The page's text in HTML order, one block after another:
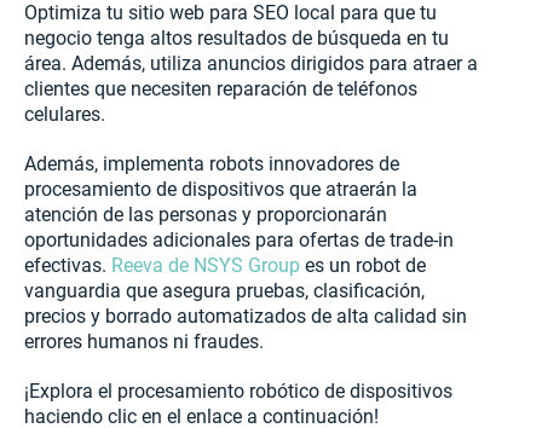
Optimiza tu sitio web para SEO local para que tu
negocio tenga altos resultados de búsqueda en tu
área. Además, utiliza anuncios dirigidos para atraer a
clientes que necesiten reparación de teléfonos
celulares.
Además, implementa robots innovadores de
procesamiento de dispositivos que atraerán la
atención de las personas y proporcionarán
oportunidades adicionales para ofertas de trade-in
efectivas. Reeva de NSYS Group es un robot de
vanguardia que asegura pruebas, clasificación,
precios y borrado automatizados de alta calidad sin
errores humanos ni fraudes.
¡Explora el procesamiento robótico de dispositivos
haciendo clic en el enlace a continuación!